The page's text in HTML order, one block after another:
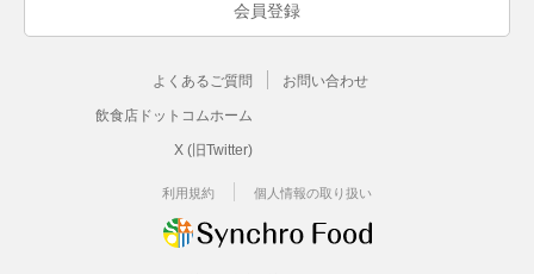
会員登録
よくあるご質問 お問い合わせ
飲食店ドットコムホーム
X (旧Twitter)
利用規約 個人情報の取り扱い